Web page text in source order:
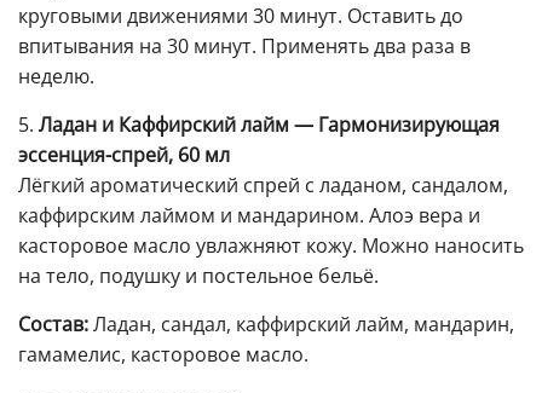
круговыми движениями 30 минут. Оставить до
впитывания на 30 минут. Применять два раза в
неделю.
5. Ладан и Каффирский лайм — Гармонизирующая
эссенция-спрей, 60 мл
Лёгкий ароматический спрей с ладаном, сандалом,
каффирским лаймом и мандарином. Алоэ вера и
касторовое масло увлажняют кожу. Можно наносить
на тело, подушку и постельное бельё.
Состав:Ладан, сандал, каффирский лайм, мандарин,
гамамелис, касторовое масло.